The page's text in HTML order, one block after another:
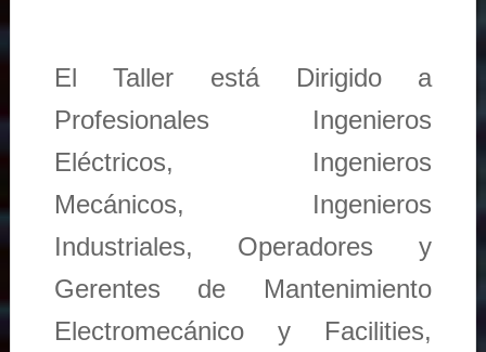
El Taller está Dirigido a
Profesionales Ingenieros
Eléctricos, Ingenieros
Mecánicos, Ingenieros
Industriales, Operadores y
Gerentes de Mantenimiento
Electromecánico y Facilities,